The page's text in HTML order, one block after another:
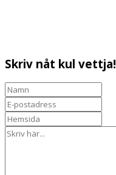
Skriv nåt kul vettja!